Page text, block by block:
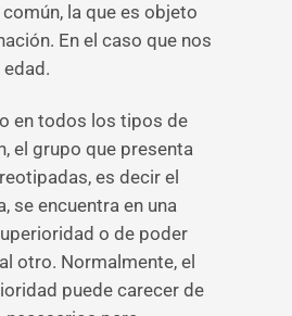
la que es objeto
En el caso que nos
en todos los tipos de
el grupo que presenta
es decir el
se encuentra en una
o de poder
otro. Normalmente, el
puede carecer de